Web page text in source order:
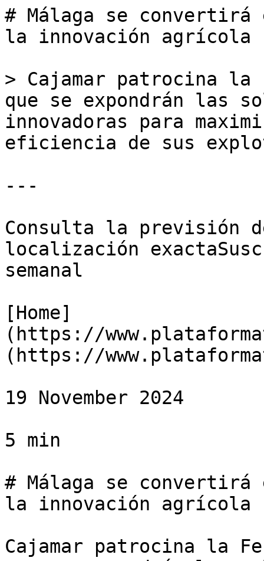
# Málaga se convertirá
la innovación agrícola
> Cajamar patrocina
que se expondrán las
innovadoras para
eficiencia de sus
---
Consulta la previsión
localización
semanal
[Home]
(https://
(https://
19 November 2024
5 min
# Málaga se convertirá
la innovación agrícola
Cajamar patrocina la